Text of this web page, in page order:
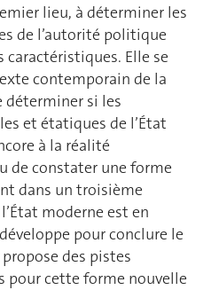
lieu, à déterminer les
de l’autorité politique
caractéristiques. Elle se
contemporain de la
déterminer si les
et étatiques de l’État
à la réalité
de constater une forme
dans un troisième
moderne est en
pour conclure le
des pistes
cette forme nouvelle